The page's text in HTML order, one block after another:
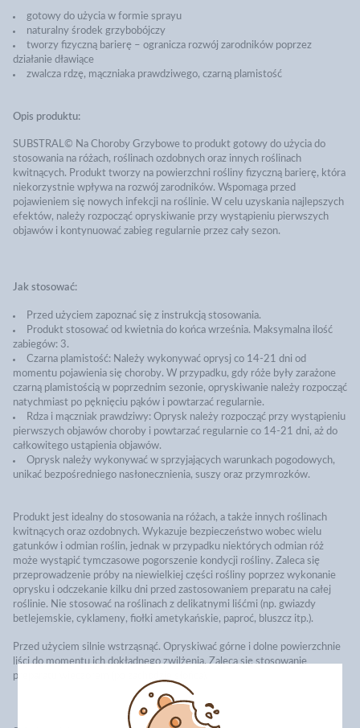
gotowy do użycia w formie sprayu
naturalny środek grzybobójczy
tworzy fizyczną barierę – ogranicza rozwój zarodników poprzez
działanie dławiące
zwalcza rdzę, mączniaka prawdziwego, czarną plamistość
Opis produktu:
SUBSTRAL© Na Choroby Grzybowe to produkt gotowy do użycia do
stosowania na różach, roślinach ozdobnych oraz innych roślinach
kwitnących. Produkt tworzy na powierzchni rośliny fizyczną barierę, która
niekorzystnie wpływa na rozwój zarodników. Wspomaga przed
pojawieniem się nowych infekcji na roślinie. W celu uzyskania najlepszych
efektów, należy rozpocząć opryskiwanie przy wystąpieniu pierwszych
objawów i kontynuować zabieg regularnie przez cały sezon.
Jak stosować:
Przed użyciem zapoznać się z instrukcją stosowania.
Produkt stosować od kwietnia do końca września. Maksymalna ilość
zabiegów: 3.
Czarna plamistość: Należy wykonywać oprysj co 14-21 dni od
momentu pojawienia się choroby. W przypadku, gdy róże były zarażone
czarną plamistością w poprzednim sezonie, opryskiwanie należy rozpocząć
natychmiast po pęknięciu pąków i powtarzać regularnie.
Rdza i mączniak prawdziwy: Oprysk należy rozpocząć przy wystąpieniu
pierwszych objawów choroby i powtarzać regularnie co 14-21 dni, aż do
całkowitego ustąpienia objawów.
Oprysk należy wykonywać w sprzyjających warunkach pogodowych,
unikać bezpośredniego nasłonecznienia, suszy oraz przymrozków.
Produkt jest idealny do stosowania na różach, a także innych roślinach
kwitnących oraz ozdobnych. Wykazuje bezpieczeństwo wobec wielu
gatunków i odmian roślin, jednak w przypadku niektórych odmian róż
może wystąpić tymczasowe pogorszenie kondycji rośliny. Zaleca się
przeprowadzenie próby na niewielkiej części rośliny poprzez wykonanie
oprysku i odczekanie kilku dni przed zastosowaniem preparatu na całej
roślinie. Nie stosować na roślinach z delikatnymi liśćmi (np. gwiazdy
betlejemskie, cyklameny, fiołki ametykańskie, paproć, bluszcz itp.).
Przed użyciem silnie wstrząsnąć. Opryskiwać górne i dolne powierzchnie
liści do momentu ich dokładnego zwilżenia. Zaleca się stosowanie
preparatu wieczorem (po zachodzie słońca).